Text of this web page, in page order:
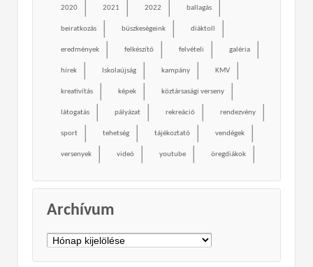
2020 2021 2022 ballagás
beiratkozás büszkeségeink diáktoll
eredmények felkészítő felvételi galéria
hírek Iskolaújság kampány KMV
kreativítás képek köztársasági verseny
látogatás pályázat rekreáció rendezvény
sport tehetség tájékoztató vendégek
versenyek videó youtube öregdiákok
Archívum
Archívum